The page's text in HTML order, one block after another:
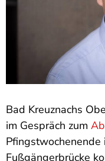
Bad Kreuznachs
im Gespräch zum
Fußgängerbrücke